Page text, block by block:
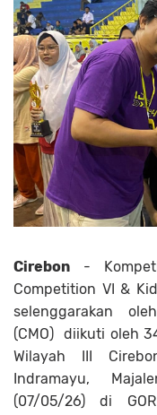
Cirebon -
Competition VI &
selenggarakan
(CMO) diikuti oleh
Wilayah III
Indramayu,
(07/05/26) di